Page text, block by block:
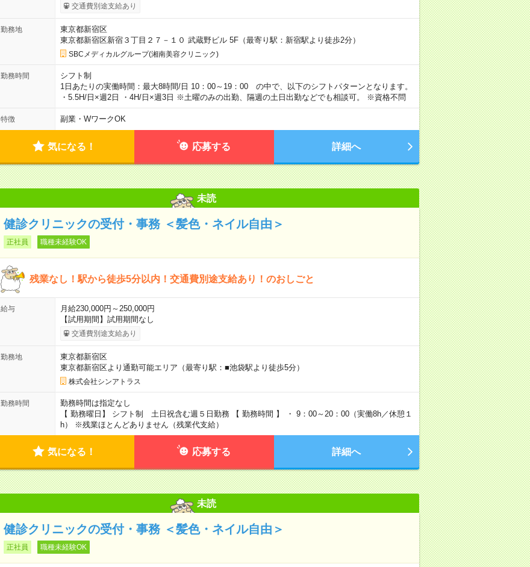
交通費別途支給あり
勤務地
東京都新宿区
東京都新宿区新宿３丁目２７－１０ 武蔵野ビル 5F（最寄り駅：新宿駅より徒歩2分）
SBCメディカルグループ(湘南美容クリニック)
勤務時間
シフト制
1日あたりの実働時間：最大8時間/日 10：00～19：00 の中で、以下のシフトパターンとなります。
・5.5H/日×週2日 ・4H/日×週3日 ※土曜のみの出勤、隔週の土日出勤などでも相談可。 ※資格不問
特徴 副業・WワークOK
気になる！ 応募する 詳細へ
未読
健診クリニックの受付・事務 ＜髪色・ネイル自由＞
正社員 職種未経験OK
残業なし！駅から徒歩5分以内！交通費別途支給あり！のおしごと
給与
月給230,000円～250,000円
【試用期間】試用期間なし
交通費別途支給あり
勤務地
東京都新宿区
東京都新宿区より通勤可能エリア（最寄り駅：■池袋駅より徒歩5分）
株式会社シンアトラス
勤務時間
勤務時間は指定なし
【 勤務曜日】 シフト制 土日祝含む週５日勤務 【 勤務時間 】 ・ 9：00～20：00（実働8h／休憩１
h） ※残業ほとんどありません（残業代支給）
気になる！ 応募する 詳細へ
未読
健診クリニックの受付・事務 ＜髪色・ネイル自由＞
正社員 職種未経験OK